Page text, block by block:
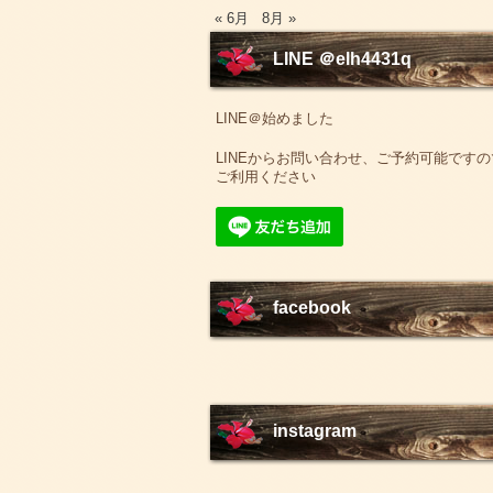
« 6月 8月 »
LINE ＠elh4431q
LINE＠始めました
LINEからお問い合わせ、ご予約可能です
ご利用ください
facebook
instagram